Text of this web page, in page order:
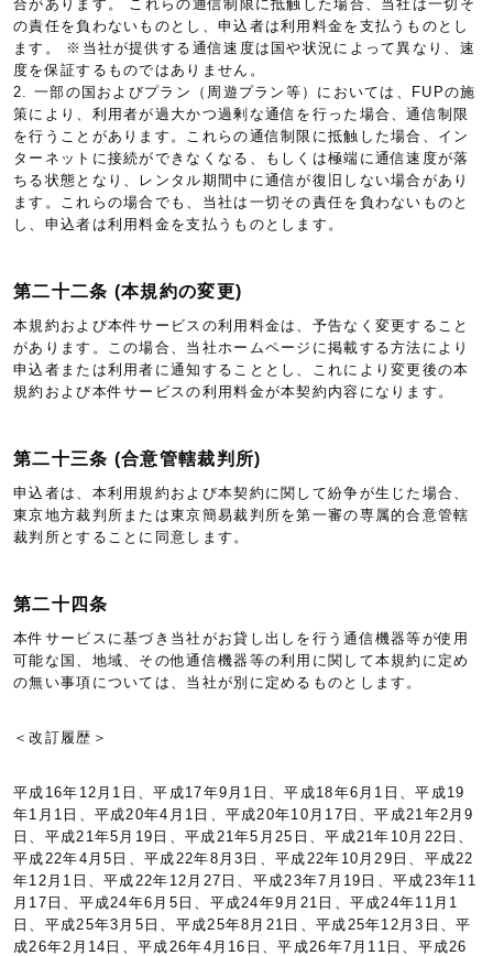
合があります。 これらの通信制限に抵触した場合、当社は一切そ
の責任を負わないものとし、申込者は利用料金を支払うものとし
ます。 ※当社が提供する通信速度は国や状況によって異なり、速
度を保証するものではありません。
2. 一部の国およびプラン（周遊プラン等）においては、FUPの施
策により、利用者が過大かつ過剰な通信を行った場合、通信制限
を行うことがあります。これらの通信制限に抵触した場合、イン
ターネットに接続ができなくなる、もしくは極端に通信速度が落
ちる状態となり、レンタル期間中に通信が復旧しない場合があり
ます。これらの場合でも、当社は一切その責任を負わないものと
し、申込者は利用料金を支払うものとします。
第二十二条 (本規約の変更)
本規約および本件サービスの利用料金は、予告なく変更すること
があります。この場合、当社ホームページに掲載する方法により
申込者または利用者に通知することとし、これにより変更後の本
規約および本件サービスの利用料金が本契約内容になります。
第二十三条 (合意管轄裁判所)
申込者は、本利用規約および本契約に関して紛争が生じた場合、
東京地方裁判所または東京簡易裁判所を第一審の専属的合意管轄
裁判所とすることに同意します。
第二十四条
本件サービスに基づき当社がお貸し出しを行う通信機器等が使用
可能な国、地域、その他通信機器等の利用に関して本規約に定め
の無い事項については、当社が別に定めるものとします。
＜改訂履歴＞
平成16年12月1日、平成17年9月1日、平成18年6月1日、平成19
年1月1日、平成20年4月1日、平成20年10月17日、平成21年2月9
日、平成21年5月19日、平成21年5月25日、平成21年10月22日、
平成22年4月5日、平成22年8月3日、平成22年10月29日、平成22
年12月1日、平成22年12月27日、平成23年7月19日、平成23年11
月17日、平成24年6月5日、平成24年9月21日、平成24年11月1
日、平成25年3月5日、平成25年8月21日、平成25年12月3日、平
成26年2月14日、平成26年4月16日、平成26年7月11日、平成26